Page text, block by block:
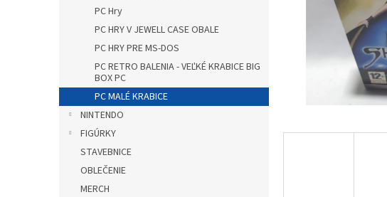
PC Hry
PC HRY V JEWELL CASE OBALE
PC HRY PRE MS-DOS
PC RETRO BALENIA - VEĽKÉ KRABICE BIG
BOX PC
PC MALÉ KRABICE
NINTENDO
FIGÚRKY
STAVEBNICE
OBLEČENIE
MERCH